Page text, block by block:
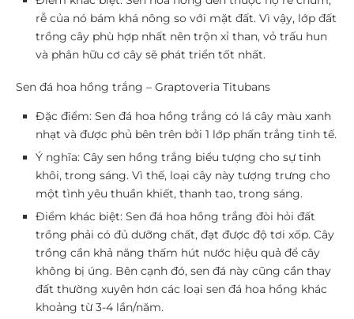
rễ của nó bám khá nông so với mặt đất. Vì vậy, lớp đất
trồng cây phù hợp nhất nên trộn xỉ than, vỏ trấu hun
và phân hữu cơ cây sẽ phát triển tốt nhất.
Sen đá hoa hồng trắng – Graptoveria Titubans
Đặc điểm: Sen đá hoa hồng trắng có lá cây màu xanh
nhạt và được phủ bên trên bởi 1 lớp phấn trắng tinh tế.
Ý nghĩa: Cây sen hồng trắng biểu tượng cho sự tinh
khôi, trong sáng. Vì thế, loại cây này tượng trưng cho
một tình yêu thuần khiết, thanh tao, trong sáng.
Điểm khác biệt: Sen đá hoa hồng trắng đòi hỏi đất
trồng phải có đủ dưỡng chất, đạt được độ tơi xốp. Cây
trồng cần khả năng thấm hút nước hiệu quả để cây
không bị úng. Bên cạnh đó, sen đá này cũng cần thay
đất thường xuyên hơn các loại sen đá hoa hồng khác
khoảng từ 3-4 lần/năm.